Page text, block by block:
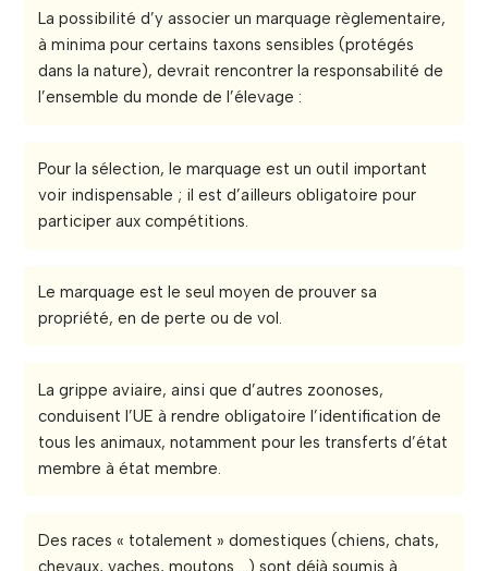
La possibilité d’y associer un marquage règlementaire,
à minima pour certains taxons sensibles (protégés
dans la nature), devrait rencontrer la responsabilité de
l’ensemble du monde de l’élevage :
Pour la sélection, le marquage est un outil important
voir indispensable ; il est d’ailleurs obligatoire pour
participer aux compétitions.
Le marquage est le seul moyen de prouver sa
propriété, en de perte ou de vol.
La grippe aviaire, ainsi que d’autres zoonoses,
conduisent l’UE à rendre obligatoire l’identification de
tous les animaux, notamment pour les transferts d’état
membre à état membre.
Des races « totalement » domestiques (chiens, chats,
chevaux, vaches, moutons …) sont déjà soumis à